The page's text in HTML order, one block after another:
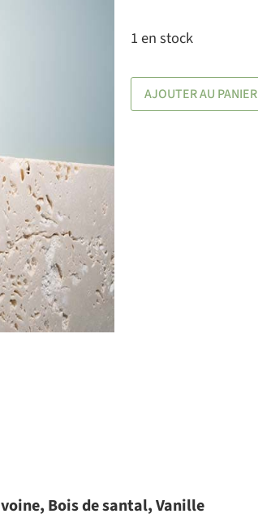
1 en stock
AJOUTER AU PANIER
Bois de santal, Vanille